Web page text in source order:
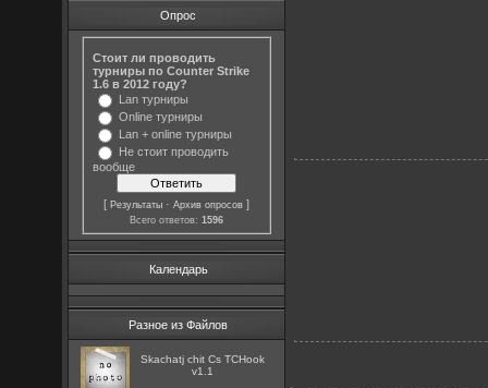
Опрос
Стоит ли проводить
турниры по Counter Strike
1.6 в 2012 году?
Lan турниры
Online турниры
Lan + online турниры
Не стоит проводить
вообще
[Результаты ·Архив опросов ]
Всего ответов:1596
Календарь
Разное из Файлов
Skachatj chit Cs TCHook
v1.1